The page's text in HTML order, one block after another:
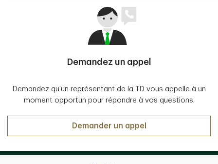
Demandez un appel
Demandez qu’un représentant de la TD vous appelle à un
moment opportun pour répondre à vos questions.
Demander un appel